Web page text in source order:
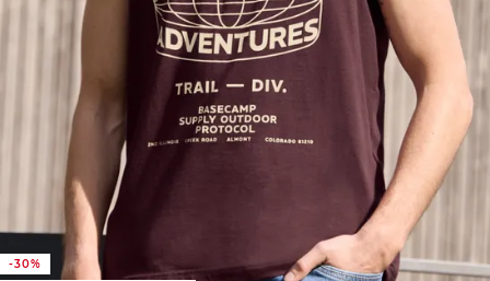
-30%